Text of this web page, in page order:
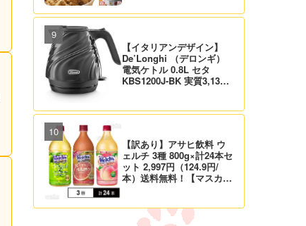
料！
【イタリアンデザイン】
De’Longhi （デロンギ）
電気ケトル 0.8L セタ
KBS1200J-BK 実質3,132
【訳あり】アサヒ飲料 ウ
ェルチ 3種 800g×計24本セ
ット 2,997円（124.9円/
本）送料無料！【マスカッ